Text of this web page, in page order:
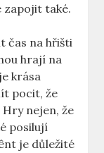
zapojit také.
čas na hřišti
hrají na
krása
pocit, že
nejen, že
posilují
je důležité